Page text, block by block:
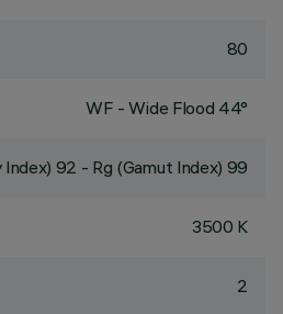
80
WF - Wide Flood 44°
92 - Rg (Gamut Index) 99
3500 K
2